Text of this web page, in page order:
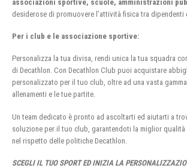
associazioni sportive, scuole, amministrazioni
desiderose di promuovere l’attività fisica tra dipendenti
Per i club e le associazione sportive:
Personalizza la tua divisa, rendi unica la tua squadra
di Decathlon. Con Decathlon Club puoi acquistare
personalizzato per il tuo club, oltre ad una vasta
allenamenti e le tue partite.
Un team dedicato è pronto ad ascoltarti ed aiutarti a
soluzione per il tuo club, garantendoti la miglior qualità
nel rispetto delle politiche Decathlon.
SCEGLI IL TUO SPORT ED INIZIA LA